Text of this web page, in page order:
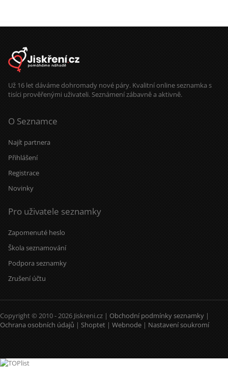
Už 16 let dáváme dohromady nové páry. Kvalitní online seznamka s
tisíci prověřenými uživateli. Seznámení zábavně a aktivně.
O Seznamce
Najít partnera
Přihlášení
Registrace
Novinky
Pro uživatele seznamky
Zapomenuté heslo
Škola seznamování
Podpora seznamky
Zrušení účtu
Copyright © 2010 - 2026 Jiskreni.cz | Obchodní podmínky seznamky |
Ochrana osobních údajů | Shoptet | Webnode | Nastavení soukromí